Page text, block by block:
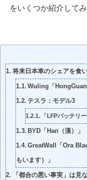
をいくつか紹介してみ
将来日本車のシェアを食
Wuling「
テスラ：モデル3
「LFPバッテリ
BYD「Han（漢）」
GreatWall「Ora
もいます）」
「都合の悪い事実」は見